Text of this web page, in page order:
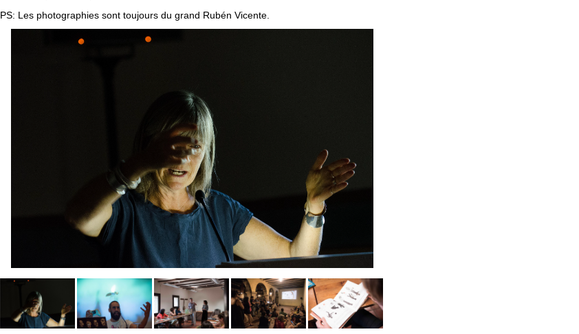
PS: Les photographies sont toujours du grand Rubén Vicente.